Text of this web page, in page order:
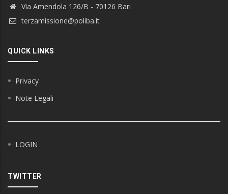
Via Amendola 126/B - 70126 Bari
terzamissione@poliba.it
QUICK LINKS
Privacy
Note Legali
LOGIN
TWITTER